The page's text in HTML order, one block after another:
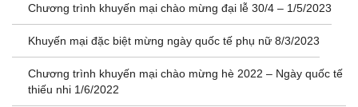
Chương trình khuyến mại chào mừng đại lễ 30/4 – 1/5/2023
Khuyến mại đặc biệt mừng ngày quốc tế phụ nữ 8/3/2023
Chương trình khuyến mại chào mừng hè 2022 – Ngày quốc tế
thiếu nhi 1/6/2022